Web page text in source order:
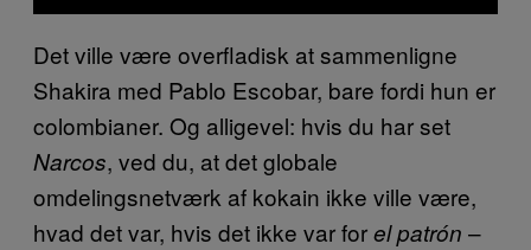
Det ville være overfladisk at sammenligne
Shakira med Pablo Escobar, bare fordi hun er
colombianer. Og alligevel: hvis du har set
Narcos, ved du, at det globale
omdelingsnetværk af kokain ikke ville være,
hvad det var, hvis det ikke var forel patrón –